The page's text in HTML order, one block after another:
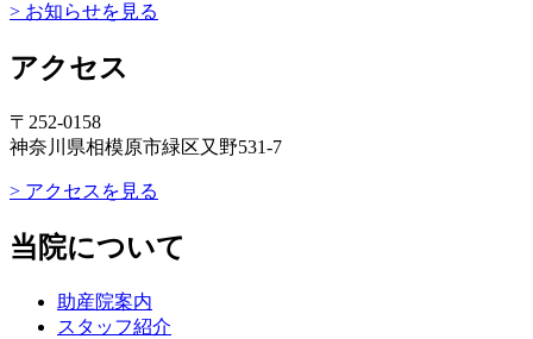
> お知らせを見る
アクセス
〒252-0158
神奈川県相模原市緑区又野531-7
> アクセスを見る
当院について
助産院案内
スタッフ紹介